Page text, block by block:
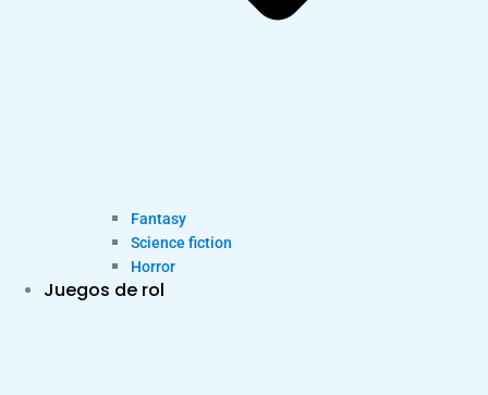
Fantasy
Science fiction
Horror
Juegos de rol